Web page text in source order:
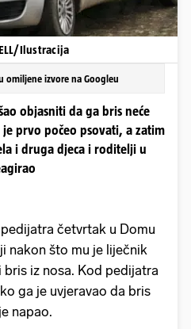
Ilustracija
omiljene izvore na Googleu
objasniti da ga bris neće
prvo počeo psovati, a zatim
i druga djeca i roditelji u
četvrtak u Domu
nakon što mu je liječnik
iz nosa. Kod pedijatra
ga je uvjeravao da bris
napao.